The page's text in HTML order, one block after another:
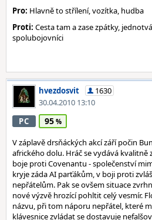
Pro: Hlavně to střílení, vozítka, hudba
Proti: Cesta tam a zase zpátky,
spolubojovníci
hvezdosvit
1630
30.04.2010 13:10
PC 95
V záplavě drsňáckých akcí září počin
afrického dolu. Hráč se vydává
boje proti Covenantu - společenství
kryje záda AI parťákům, v boji proti
nepřátelům. Pak se ovšem situace
nové výzvě hrozící pohltit celý vesmír.
názvu, při tom náporu nepřátel, které
klávesnice zvládat se dostavuje